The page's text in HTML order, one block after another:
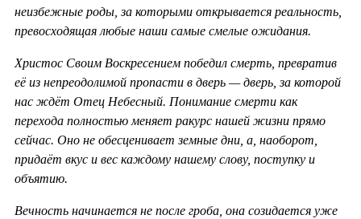
неизбежные роды, за которыми открывается реальность,
превосходящая любые наши самые смелые ожидания.
Христос Своим Воскресением победил смерть, превратив
её из непреодолимой пропасти в дверь — дверь, за которой
нас ждёт Отец Небесный. Понимание смерти как
перехода полностью меняет ракурс нашей жизни прямо
сейчас. Оно не обесценивает земные дни, а, наоборот,
придаёт вкус и вес каждому нашему слову, поступку и
объятию.
Вечность начинается не после гроба, она созидается уже